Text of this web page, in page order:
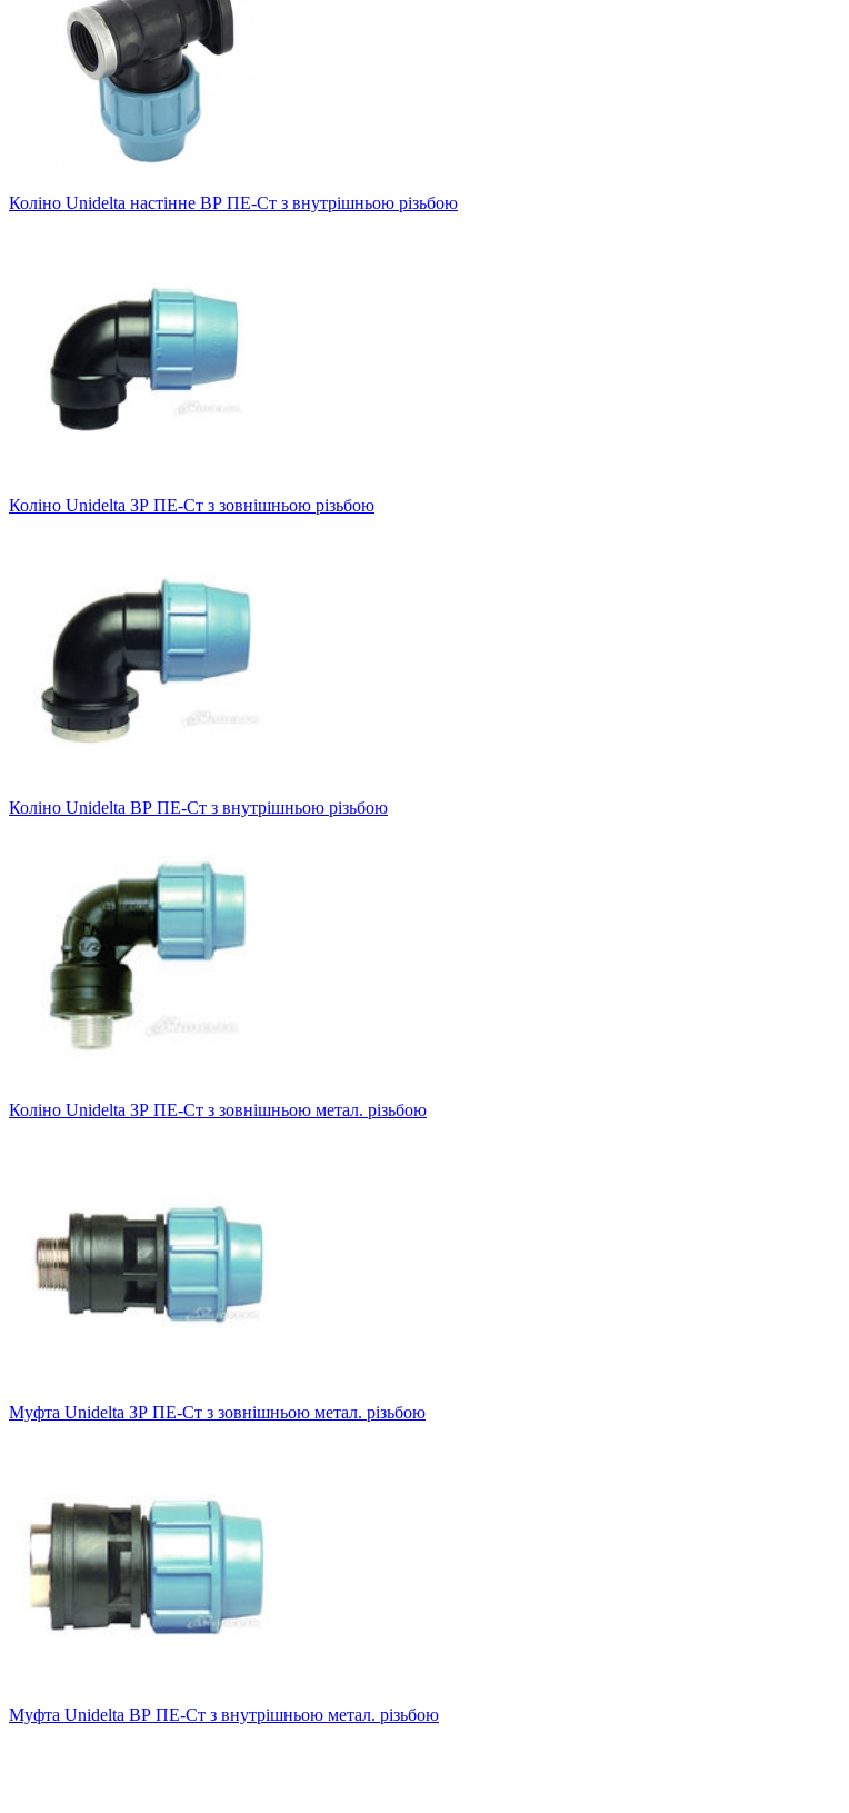
Коліно Unidelta настінне ВР ПЕ-Ст з внутрішньою різьбою
Коліно Unidelta ЗР ПЕ-Ст з зовнішньою різьбою
Коліно Unidelta ВР ПЕ-Ст з внутрішньою різьбою
Коліно Unidelta ЗР ПЕ-Ст з зовнішньою метал. різьбою
Муфта Unidelta ЗР ПЕ-Ст з зовнішньою метал. різьбою
Муфта Unidelta ВР ПЕ-Ст з внутрішньою метал. різьбою